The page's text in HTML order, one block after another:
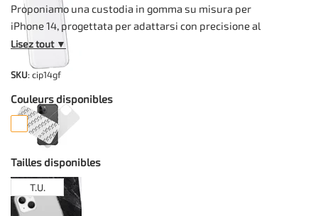
Proponiamo una custodia in gomma su misura per
iPhone 14, progettata per adattarsi con precisione al
dispositivo e applicabile in pochi secondi grazie alla
flessibilità del materiale. La personalizzazione avviene
tramite stampa su una placchetta in metallo flessibile,
successivamente integrata nella cover trasparente.
Tutti i pulsanti, la fotocamera e le porte di ricarica
rimangono pienamente accessibili e protetti, inclusi i
tasti laterali rivestiti per prevenire graffi senza
comprometterne la funzionalità.
Lisez tout ▼
SKU: cip14gf
Couleurs disponibles
Tailles disponibles
T.U.